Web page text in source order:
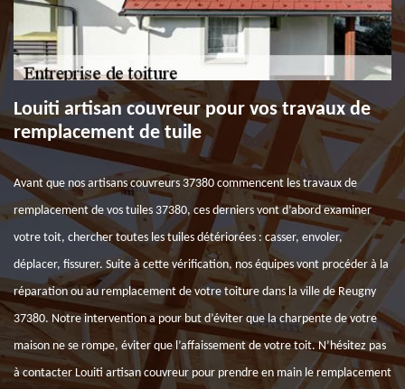
Louiti artisan couvreur pour vos travaux de
remplacement de tuile
Avant que nos artisans couvreurs 37380 commencent les travaux de
remplacement de vos tuiles 37380, ces derniers vont d’abord examiner
votre toit, chercher toutes les tuiles détériorées : casser, envoler,
déplacer, fissurer. Suite à cette vérification, nos équipes vont procéder à la
réparation ou au remplacement de votre toiture dans la ville de Reugny
37380. Notre intervention a pour but d’éviter que la charpente de votre
maison ne se rompe, éviter que l’affaissement de votre toit. N’hésitez pas
à contacter Louiti artisan couvreur pour prendre en main le remplacement